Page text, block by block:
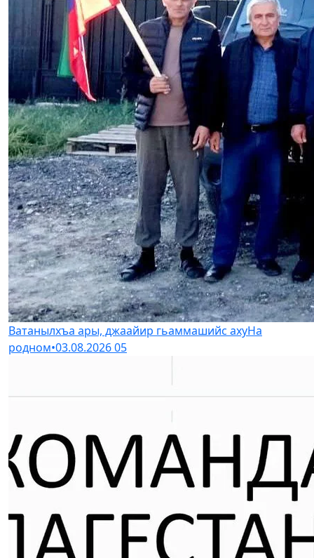
Ватанылхъа ары, джаайир гьаммашийс ахуНа
родном•03.08.202605